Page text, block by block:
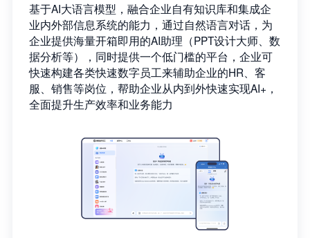
基于AI大语言模型，融合企业自有知识库和集成企
业内外部信息系统的能力，通过自然语言对话，为
企业提供海量开箱即用的AI助理（PPT设计大师、数
据分析等），同时提供一个低门槛的平台，企业可
快速构建各类快速数字员工来辅助企业的HR、客
服、销售等岗位，帮助企业从内到外快速实现AI+，
全面提升生产效率和业务能力